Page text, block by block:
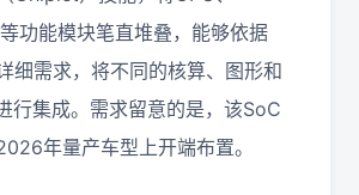
功能模块笔直堆叠，能够依据
细需求，将不同的核算、图形和
行集成。需求留意的是，该SoC
年量产车型上开端布置。